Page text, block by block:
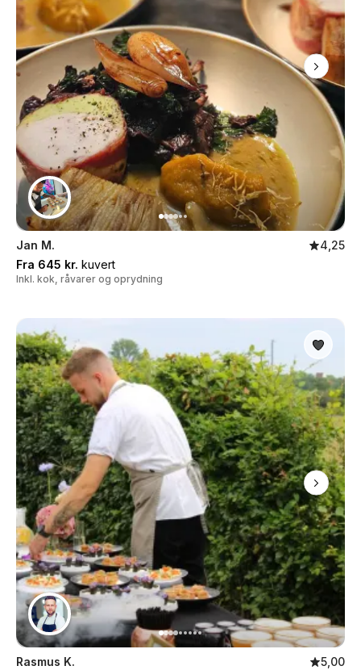
Jan M.
4,25
Fra 645 kr. kuvert
Inkl. kok, råvarer og oprydning
Rasmus K.
5,00